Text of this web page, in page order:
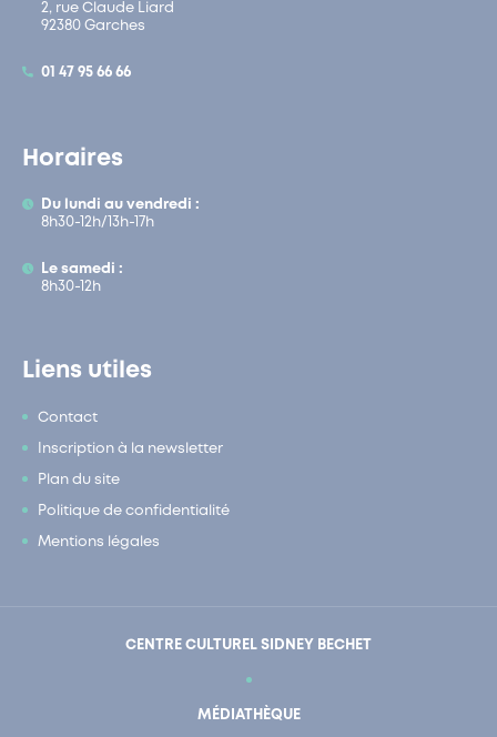
2, rue Claude Liard
92380 Garches
01 47 95 66 66
Horaires
Du lundi au vendredi :
8h30-12h/13h-17h
Le samedi :
8h30-12h
Liens utiles
Contact
Inscription à la newsletter
Plan du site
Politique de confidentialité
Mentions légales
CENTRE CULTUREL SIDNEY BECHET
MÉDIATHÈQUE